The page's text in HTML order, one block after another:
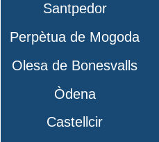
Santpedor
Perpètua de Mogoda
Olesa de Bonesvalls
Òdena
Castellcir